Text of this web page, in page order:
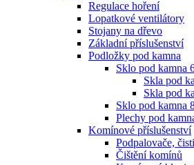
Regulace hoření
Lopatkové ventilátory
Stojany na dřevo
Základní příslušenství
Podložky pod kamna
Sklo pod kamna
Skla pod
Skla pod
Sklo pod kamna
Plechy pod
Komínové příslušenství
Podpalovače,
Čištění komínů